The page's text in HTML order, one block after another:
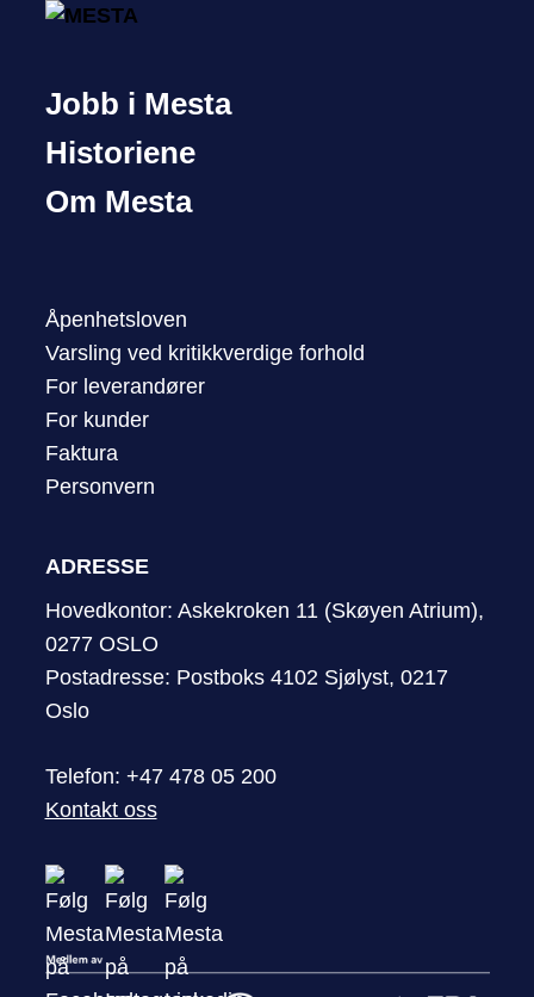
Jobb i Mesta
Historiene
Om Mesta
Åpenhetsloven
Varsling ved kritikkverdige forhold
For leverandører
For kunder
Faktura
Personvern
ADRESSE
Hovedkontor: Askekroken 11 (Skøyen Atrium),
0277 OSLO
Postadresse: Postboks 4102 Sjølyst, 0217
Oslo
Telefon: +47 478 05 200
Kontakt oss